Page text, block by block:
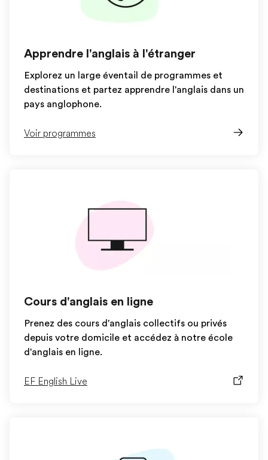
Apprendre l'anglais à l'étranger
Explorez un large éventail de programmes et
destinations et partez apprendre l'anglais dans un
pays anglophone.
Voir programmes
Cours d'anglais en ligne
Prenez des cours d'anglais collectifs ou privés
depuis votre domicile et accédez à notre école
d'anglais en ligne.
EF English Live